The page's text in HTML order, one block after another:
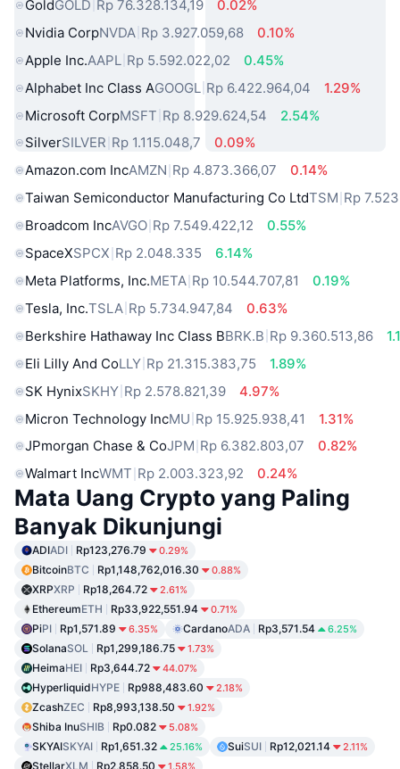
GoldGOLD Rp 76.328.134,19
0.02%
Nvidia CorpNVDA Rp 3.927.059,68
0.10%
Apple Inc.AAPL Rp 5.592.022,02
0.45%
Alphabet Inc Class AGOOGL Rp 6.422.964,04
1.29%
Microsoft CorpMSFT Rp 8.929.624,54
2.54%
SilverSILVER Rp 1.115.048,7
0.09%
Amazon.com IncAMZN Rp 4.873.366,07
0.14%
Taiwan Semiconductor Manufacturing Co LtdTSM Rp
Broadcom IncAVGO Rp 7.549.422,12
0.55%
SpaceXSPCX Rp 2.048.335
6.14%
Meta Platforms, Inc.META Rp 10.544.707,81
0.19%
Tesla, Inc.TSLA Rp 5.734.947,84
0.63%
Berkshire Hathaway Inc Class BBRK.B Rp 9.360.513,86
Eli Lilly And CoLLY Rp 21.315.383,75
1.89%
SK HynixSKHY Rp 2.578.821,39
4.97%
Micron Technology IncMU Rp 15.925.938,41
1.31%
JPmorgan Chase & CoJPM Rp 6.382.803,07
0.82%
Walmart IncWMT Rp 2.003.323,92 0.24%
Mata Uang Crypto yang Paling
Banyak Dikunjungi
ADIADI Rp123,276.79 0.29%
BitcoinBTC Rp1,148,762,016.30 0.88%
XRPXRP Rp18,264.72 2.61%
EthereumETH Rp33,922,551.94 0.71%
PiPI Rp1,571.89 6.35% CardanoADA Rp3,571.54 6.25%
SolanaSOL Rp1,299,186.75 1.73%
HeimaHEI Rp3,644.72 44.07%
HyperliquidHYPE Rp988,483.60 2.18%
ZcashZEC Rp8,993,138.50 1.92%
Shiba InuSHIB Rp0.082 5.08%
SKYAISKYAI Rp1,651.32 25.16% SuiSUI Rp12,021.14 2.11%
StellarXLM Rp2,858.50